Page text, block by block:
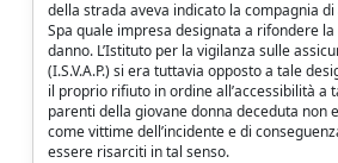
della strada aveva indicato la compagnia
Spa quale impresa designata a rifondere
danno. L’Istituto per la vigilanza sulle
(I.S.V.A.P.) si era tuttavia opposto a tale
il proprio rifiuto in ordine all’accessibilità a
parenti della giovane donna deceduta non
come vittime dell’incidente e di
essere risarciti in tal senso.